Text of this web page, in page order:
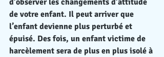
d’observer les changements d’attitude
de votre enfant. Il peut arriver que
l’enfant devienne plus perturbé et
épuisé. Des fois, un enfant victime de
harcèlement sera de plus en plus isolé à